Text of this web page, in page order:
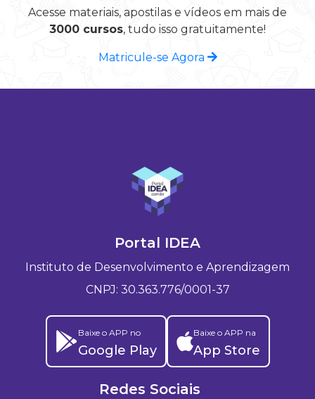
Acesse materiais, apostilas e vídeos em mais de
3000 cursos, tudo isso gratuitamente!
Matricule-se Agora
Portal IDEA
Instituto de Desenvolvimento e Aprendizagem
CNPJ: 30.363.776/0001-37
Baixe o APP no
Google Play
Baixe o APP na
App Store
Redes Sociais